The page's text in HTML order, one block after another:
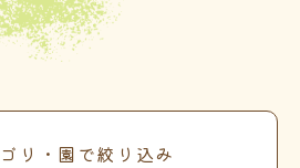
リ・園で絞り込み